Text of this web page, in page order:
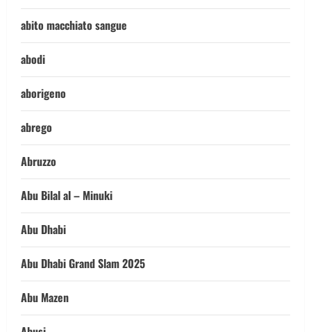
abito macchiato sangue
abodi
aborigeno
abrego
Abruzzo
Abu Bilal al – Minuki
Abu Dhabi
Abu Dhabi Grand Slam 2025
Abu Mazen